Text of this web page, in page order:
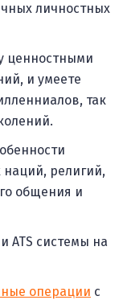
личностных
ценностными
и умеете
так
религий,
общения и
ATS системы на
операции с